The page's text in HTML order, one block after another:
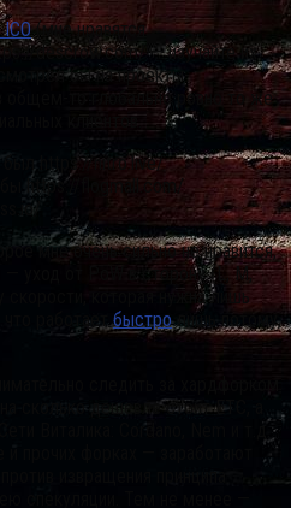
(мне нравятся
descrow.com/ — изучайте их
бы на проекты-
общем-то глобально ровно то же
клиентов.
был https://nitro.live/
https://flogmall.com/
мне очень сильно не нравится,
— уход от PoW в сторону (L, M,
скорости, которая нужна лишь
что работаетбыстролишь потому,
сколько дешевле стоит ETC, а
Виталика: Cordano, Nem и т.д.